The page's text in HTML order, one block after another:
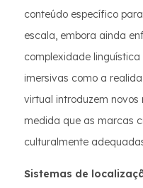
conteúdo específico
escala, embora ainda
complexidade
imersivas como a
virtual introduzem novos
medida que as marcas
culturalmente
Sistemas de